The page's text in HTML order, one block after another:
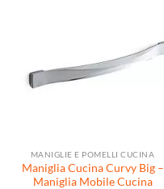
MANIGLIE E POMELLI CUCINA
Maniglia Cucina Curvy Big –
Maniglia Mobile Cucina